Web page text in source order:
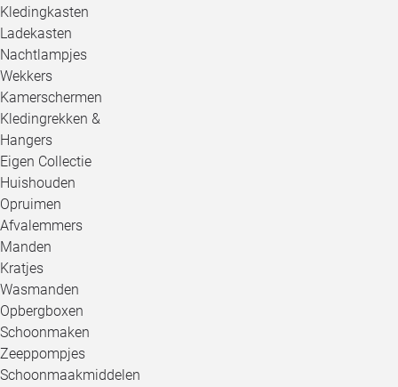
Kledingkasten
Ladekasten
Nachtlampjes
Wekkers
Kamerschermen
Kledingrekken &
Hangers
Eigen Collectie
Huishouden
Opruimen
Afvalemmers
Manden
Kratjes
Wasmanden
Opbergboxen
Schoonmaken
Zeeppompjes
Schoonmaakmiddelen